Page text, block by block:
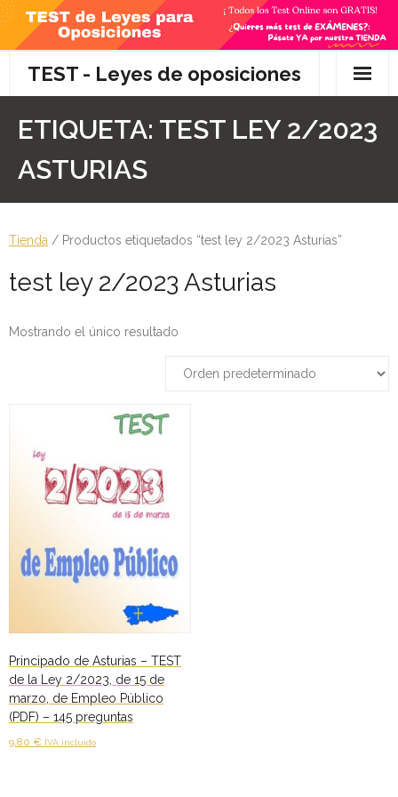
Skip
content
TEST - Leyes de oposiciones
- Diferencia entre propuesta y proposición de ley
- Qué es la competencia administrativa
- Diferencia entre Personalidad Jurídica PLENA y
Personalidad Jurídica PROPIA
- Qué se entiende por CONSOLIDACIÓN y por
ESTABILIZACIÓN de Empleo
TIENDA Test PDF
- TEST de Auxilio Judicial 2026
- OPOSICIÓN Auxilio Judicial, turno libre – 2025
- OPOSICIÓN Tramitación procesal y Administrativa –
2025
ETIQUETA: TEST LEY 2/2023
ASTURIAS
Tienda / Productos etiquetados “test ley 2/2023 Asturias”
test ley 2/2023 Asturias
Mostrando el único resultado
Principado de Asturias – TEST
de la Ley 2/2023, de 15 de
marzo, de Empleo Público
(PDF) – 145 preguntas
9,80 € IVA incluido